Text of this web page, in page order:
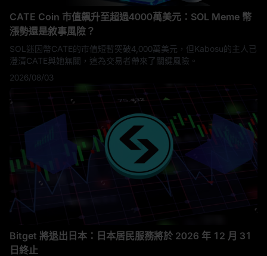
CATE Coin 市值飆升至超過4000萬美元：SOL Meme 幣
漲勢還是敘事風險？
SOL迷因幣CATE的市值短暫突破4,000萬美元，但Kabosu的主人已
澄清CATE與她無關，這為交易者帶來了關鍵風險。
2026/08/03
Bitget 將退出日本：日本居民服務將於 2026 年 12 月 31
日終止